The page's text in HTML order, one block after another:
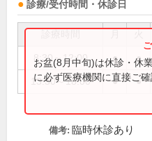
診療/受付時間・休診日
8:30～12:00 ● ●
13:30～18:00 ● ●
お盆(8月中旬)は休診・休
に必ず医療機関に直接ご確
備考: 臨時休診あり